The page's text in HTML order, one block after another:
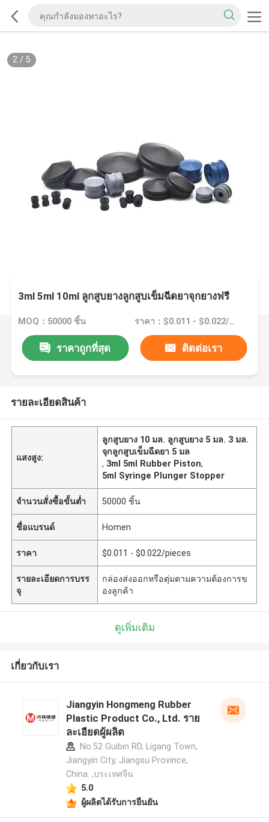
2/ 5
3ml 5ml 10ml ลูกสูบยางลูกสูบเข็มฉีดยาจุกยางฟรี
MOQ：50000 ชิ้น ราคา：$0.011 - $0.022/pieces
ราคาถูกที่สุด ติดต่อเรา
รายละเอียดสินค้า
แสงสูง:
ลูกสูบยาง 10 มล. ลูกสูบยาง 5 มล. 3 มล.
จุกลูกสูบเข็มฉีดยา 5 มล
, 3ml 5ml Rubber Piston,
5ml Syringe Plunger Stopper
จำนวนสั่งซื้อขั้นต่ำ 50000 ชิ้น
ชื่อแบรนด์ Homen
ราคา $0.011 - $0.022/pieces
รายละเอียดการบรร
จุ
กล่องส่งออกหรือตุ่มตามความต้องการข
องลูกค้า
ดูเพิ่มเติม
เกี่ยวกับเรา
Jiangyin Hongmeng Rubber
Plastic Product Co., Ltd. ราย
ละเอียดผู้ผลิต
No.52 Guibin RD, Ligang Town,
Jiangyin City, Jiangsu Province,
China. ,ประเทศจีน
5.0
ผู้ผลิตได้รับการยืนยัน